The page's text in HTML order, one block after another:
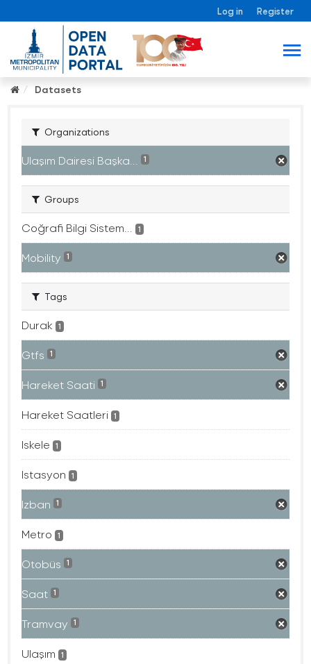
Log in Register
Datasets
Organizations
Ulaşım Dairesi Başka... 1
Groups
Coğrafi Bilgi Sistem... 1
Mobility 1
Tags
Durak 1
Gtfs 1
Hareket Saati 1
Hareket Saatleri 1
Iskele 1
Istasyon 1
Izban 1
Metro 1
Otobüs 1
Saat 1
Tramvay 1
Ulaşım 1